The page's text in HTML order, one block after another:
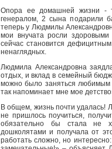
Опора ее домашней жизни -
генералом, 2 сына подарили
теперь у Людмилы
мои внучата росли
сейчас становится
ненаглядных.
Людмила Александровна
отдых, и вклад в семейный
можно было заняться любимым
так напоминает мне мое
В общем, жизнь почти удалась!
не пришлось поучиться,
обязательно бы стала не
дошколятами и получала от
работать сложно, но